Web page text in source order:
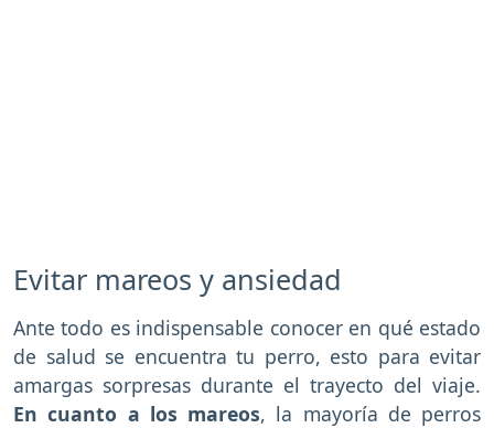
Evitar mareos y ansiedad
Ante todo es indispensable conocer en qué estado
de salud se encuentra tu perro, esto para evitar
amargas sorpresas durante el trayecto del viaje.
En cuanto a los mareos, la mayoría de perros